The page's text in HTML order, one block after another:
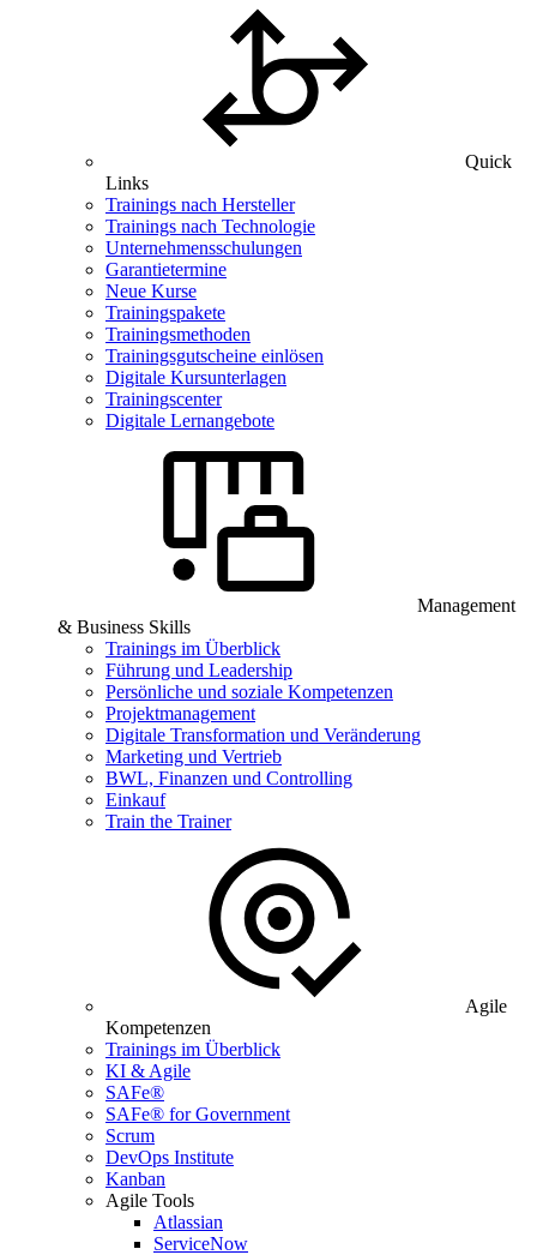
Quick
Links
Trainings nach Hersteller
Trainings nach Technologie
Unternehmensschulungen
Garantietermine
Neue Kurse
Trainingspakete
Trainingsmethoden
Trainingsgutscheine einlösen
Digitale Kursunterlagen
Trainingscenter
Digitale Lernangebote
Management
& Business Skills
Trainings im Überblick
Führung und Leadership
Persönliche und soziale Kompetenzen
Projektmanagement
Digitale Transformation und Veränderung
Marketing und Vertrieb
BWL, Finanzen und Controlling
Einkauf
Train the Trainer
Agile
Kompetenzen
Trainings im Überblick
KI & Agile
SAFe®
SAFe® for Government
Scrum
DevOps Institute
Kanban
Agile Tools
Atlassian
ServiceNow